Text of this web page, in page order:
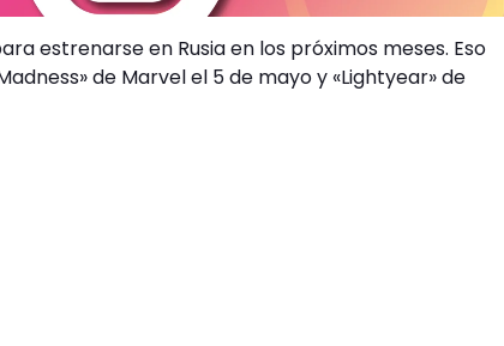
estrenarse en Rusia en los próximos meses. Eso
de Marvel el 5 de mayo y «Lightyear» de